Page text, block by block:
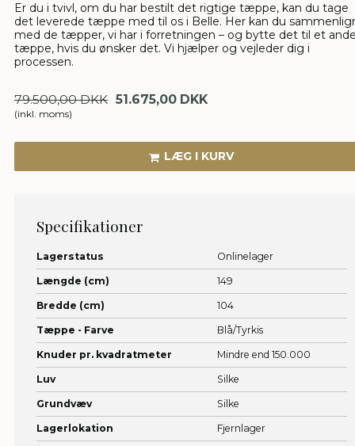
Er du i tvivl, om du har bestilt det rigtige tæppe, kan du tage
det leverede tæppe med til os i Belle. Her kan du
med de tæpper, vi har i forretningen – og bytte det til et
tæppe, hvis du ønsker det. Vi hjælper og vejleder dig i
processen.
51.675,00 DKK
79.500,00 DKK
(inkl. moms)
LÆG I KURV
Specifikationer
Lagerstatus Onlinelager
Længde (cm) 149
Bredde (cm) 104
Tæppe - Farve Blå/Tyrkis
Knuder pr. kvadratmeter Mindre end 150.000
Luv Silke
Grundvæv Silke
Lagerlokation Fjernlager